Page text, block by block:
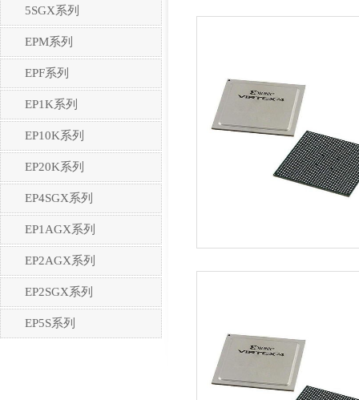
5SGX系列
EPM系列
EPF系列
EP1K系列
EP10K系列
EP20K系列
EP4SGX系列
EP1AGX系列
EP2AGX系列
EP2SGX系列
EP5S系列